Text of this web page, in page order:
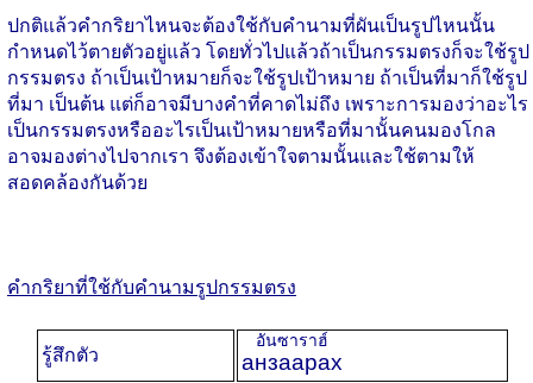
ปกติแล้วคำกริยาไหนจะต้องใช้กับคำนามที่ผันเป็นรูปไหนนั้น
กำหนดไว้ตายตัวอยู่แล้ว โดยทั่วไปแล้วถ้าเป็นกรรมตรงก็จะใช้รูป
กรรมตรง ถ้าเป็นเป้าหมายก็จะใช้รูปเป้าหมาย ถ้าเป็นที่มาก็ใช้รูป
ที่มา เป็นต้น แต่ก็อาจมีบางคำที่คาดไม่ถึง เพราะการมองว่าอะไร
เป็นกรรมตรงหรืออะไรเป็นเป้าหมายหรือที่มานั้นคนมองโกล
อาจมองต่างไปจากเรา จึงต้องเข้าใจตามนั้นและใช้ตามให้
สอดคล้องกันด้วย
คำกริยาที่ใช้กับคำนามรูปกรรมตรง
รู้สึกตัว анзаарах
อันซาราฮ์